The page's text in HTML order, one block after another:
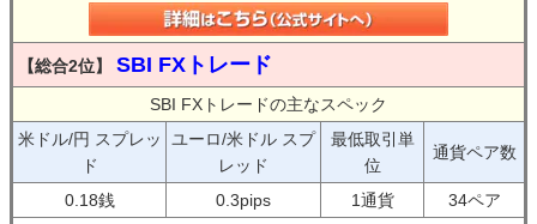
【総合2位】 SBI FXトレード
SBI FXトレードの主なスペック
米ドル/円 スプレッ
ド
ユーロ/米ドル スプ
レッド
最低取引単
位
通貨ペア数
0.18銭 0.3pips 1通貨
34ペア